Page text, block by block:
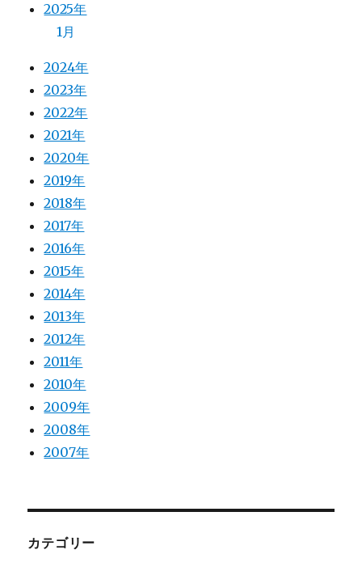
2025年
1月
2024年
2023年
2022年
2021年
2020年
2019年
2018年
2017年
2016年
2015年
2014年
2013年
2012年
2011年
2010年
2009年
2008年
2007年
カテゴリー